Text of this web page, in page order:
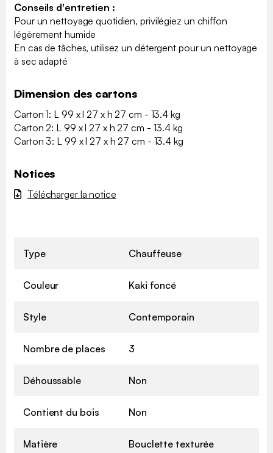
Conseils d'entretien :
Pour un nettoyage quotidien, privilégiez un chiffon
légèrement humide
En cas de tâches, utilisez un détergent pour un nettoyage
à sec adapté
Dimension des cartons
Carton 1: L 99 x l 27 x h 27 cm - 13.4 kg
Carton 2: L 99 x l 27 x h 27 cm - 13.4 kg
Carton 3: L 99 x l 27 x h 27 cm - 13.4 kg
Notices
Télécharger la notice
Type Chauffeuse
Couleur Kaki foncé
Style Contemporain
Nombre de places 3
Déhoussable Non
Contient du bois Non
Matière Bouclette texturée